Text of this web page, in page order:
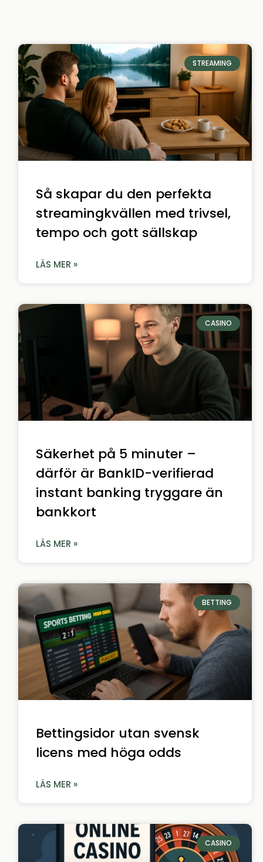
STREAMING
Så skapar du den perfekta
streamingkvällen med trivsel,
tempo och gott sällskap
LÄS MER »
CASINO
Säkerhet på 5 minuter –
därför är BankID-verifierad
instant banking tryggare än
bankkort
LÄS MER »
BETTING
Bettingsidor utan svensk
licens med höga odds
LÄS MER »
CASINO